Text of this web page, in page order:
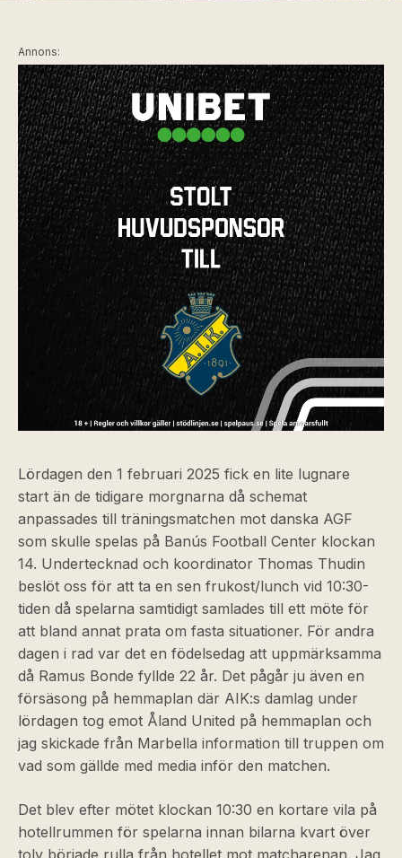
Annons:
Lördagen den 1 februari 2025 fick en lite lugnare
start än de tidigare morgnarna då schemat
anpassades till träningsmatchen mot danska AGF
som skulle spelas på Banús Football Center klockan
14. Undertecknad och koordinator Thomas Thudin
beslöt oss för att ta en sen frukost/lunch vid 10:30-
tiden då spelarna samtidigt samlades till ett möte för
att bland annat prata om fasta situationer. För andra
dagen i rad var det en födelsedag att uppmärksamma
då Ramus Bonde fyllde 22 år. Det pågår ju även en
försäsong på hemmaplan där AIK:s damlag under
lördagen tog emot Åland United på hemmaplan och
jag skickade från Marbella information till truppen om
vad som gällde med media inför den matchen.
Det blev efter mötet klockan 10:30 en kortare vila på
hotellrummen för spelarna innan bilarna kvart över
tolv började rulla från hotellet mot matcharenan. Jag